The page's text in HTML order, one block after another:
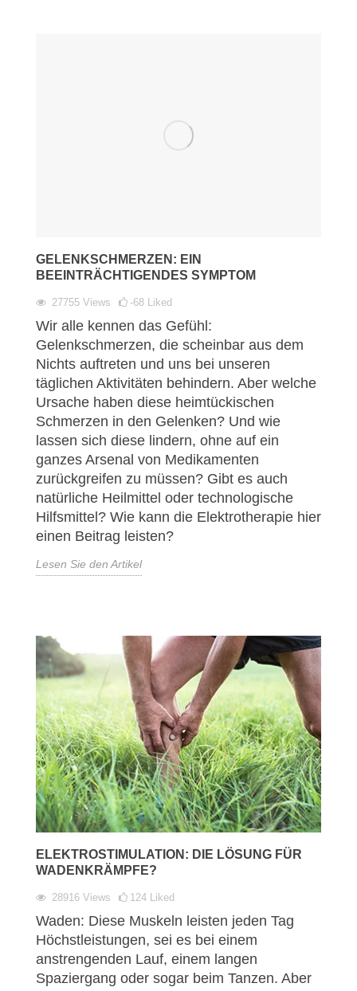
GELENKSCHMERZEN: EIN
BEEINTRÄCHTIGENDES SYMPTOM
27755 Views -68 Liked
Wir alle kennen das Gefühl:
Gelenkschmerzen, die scheinbar aus dem
Nichts auftreten und uns bei unseren
täglichen Aktivitäten behindern. Aber welche
Ursache haben diese heimtückischen
Schmerzen in den Gelenken? Und wie
lassen sich diese lindern, ohne auf ein
ganzes Arsenal von Medikamenten
zurückgreifen zu müssen? Gibt es auch
natürliche Heilmittel oder technologische
Hilfsmittel? Wie kann die Elektrotherapie hier
einen Beitrag leisten?
Lesen Sie den Artikel
ELEKTROSTIMULATION: DIE LÖSUNG FÜR
WADENKRÄMPFE?
28916 Views 124 Liked
Waden: Diese Muskeln leisten jeden Tag
Höchstleistungen, sei es bei einem
anstrengenden Lauf, einem langen
Spaziergang oder sogar beim Tanzen. Aber